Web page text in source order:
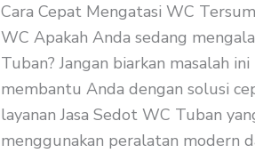
Cara Cepat Mengatasi WC
WC Apakah Anda sedang
Tuban? Jangan biarkan masalah
membantu Anda dengan solusi
layanan Jasa Sedot WC Tuban
menggunakan peralatan modern
Tuban
Paling
Murah